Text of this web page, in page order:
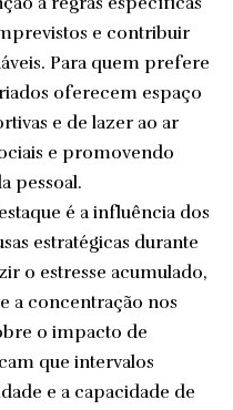
e contribuir
Para quem prefere
oferecem espaço
e de lazer ao ar
e promovendo
pessoal.
é a influência dos
estratégicas durante
o estresse acumulado,
a concentração nos
o impacto de
que intervalos
e a capacidade de